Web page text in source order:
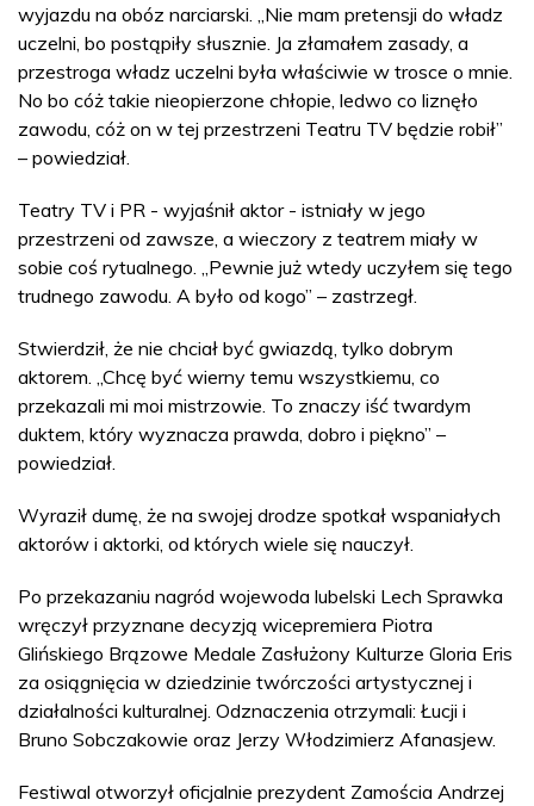
wyjazdu na obóz narciarski. „Nie mam pretensji do władz
uczelni, bo postąpiły słusznie. Ja złamałem zasady, a
przestroga władz uczelni była właściwie w trosce o mnie.
No bo cóż takie nieopierzone chłopie, ledwo co liznęło
zawodu, cóż on w tej przestrzeni Teatru TV będzie robił”
– powiedział.
Teatry TV i PR - wyjaśnił aktor - istniały w jego
przestrzeni od zawsze, a wieczory z teatrem miały w
sobie coś rytualnego. „Pewnie już wtedy uczyłem się tego
trudnego zawodu. A było od kogo” – zastrzegł.
Stwierdził, że nie chciał być gwiazdą, tylko dobrym
aktorem. „Chcę być wierny temu wszystkiemu, co
przekazali mi moi mistrzowie. To znaczy iść twardym
duktem, który wyznacza prawda, dobro i piękno” –
powiedział.
Wyraził dumę, że na swojej drodze spotkał wspaniałych
aktorów i aktorki, od których wiele się nauczył.
Po przekazaniu nagród wojewoda lubelski Lech Sprawka
wręczył przyznane decyzją wicepremiera Piotra
Glińskiego Brązowe Medale Zasłużony Kulturze Gloria Eris
za osiągnięcia w dziedzinie twórczości artystycznej i
działalności kulturalnej. Odznaczenia otrzymali: Łucji i
Bruno Sobczakowie oraz Jerzy Włodzimierz Afanasjew.
Festiwal otworzył oficjalnie prezydent Zamościa Andrzej